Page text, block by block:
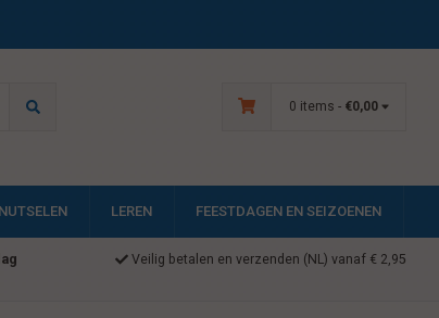
0 items - €0,00
LEREN FEESTDAGEN EN SEIZOENEN
Veilig betalen en verzenden (NL) vanaf € 2,95